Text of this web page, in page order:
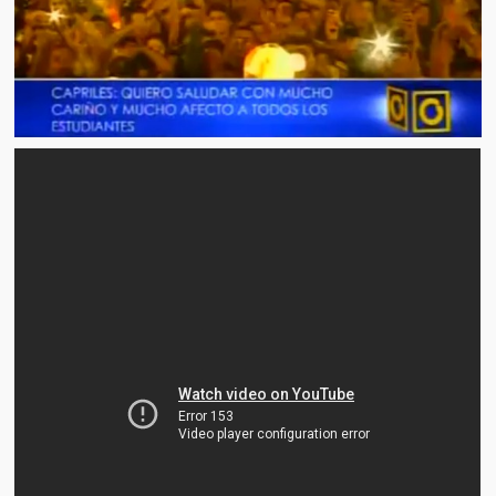
El Tipo y los Rojos en Los Teques (The Jerk and the Reds in
Teques)
Hablé con Chavistas (I spoke with chavistas)
Radio Emisoras y canales de televisión clausurados por el
de Chávez hasta el 2009